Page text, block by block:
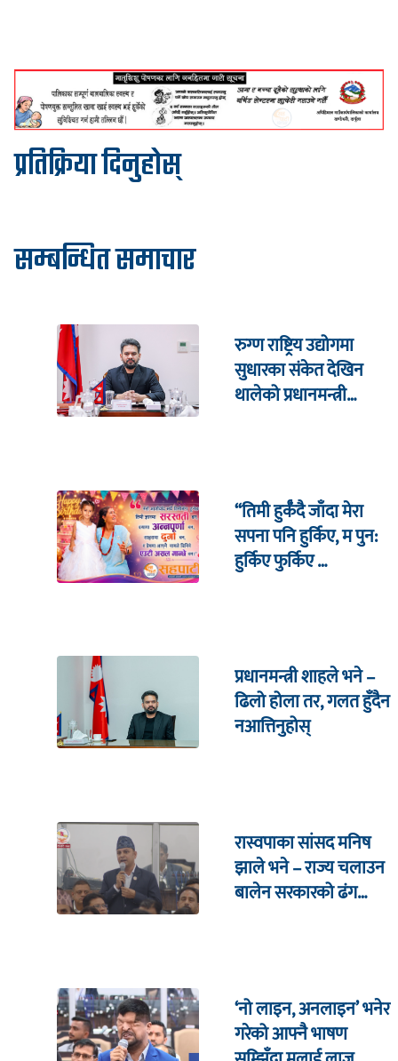
प्रतिक्रिया दिनुहोस्
सम्बन्धित समाचार
रुग्ण राष्ट्रिय उद्योगमा
सुधारका संकेत देखिन
थालेको प्रधानमन्त्री
“तिमी हुर्कँदै जाँदा मेरा
सपना पनि हुर्किए, म पुन:
हुर्किए फुर्किए …
प्रधानमन्त्री शाहले भने –
ढिलो होला तर, गलत हुँदैन
नआत्तिनुहोस्
रास्वपाका सांसद मनिष
झाले भने – राज्य चलाउन
बालेन सरकारको ढंग
‘नो लाइन, अनलाइन’ भनेर
गरेको आफ्नै भाषण